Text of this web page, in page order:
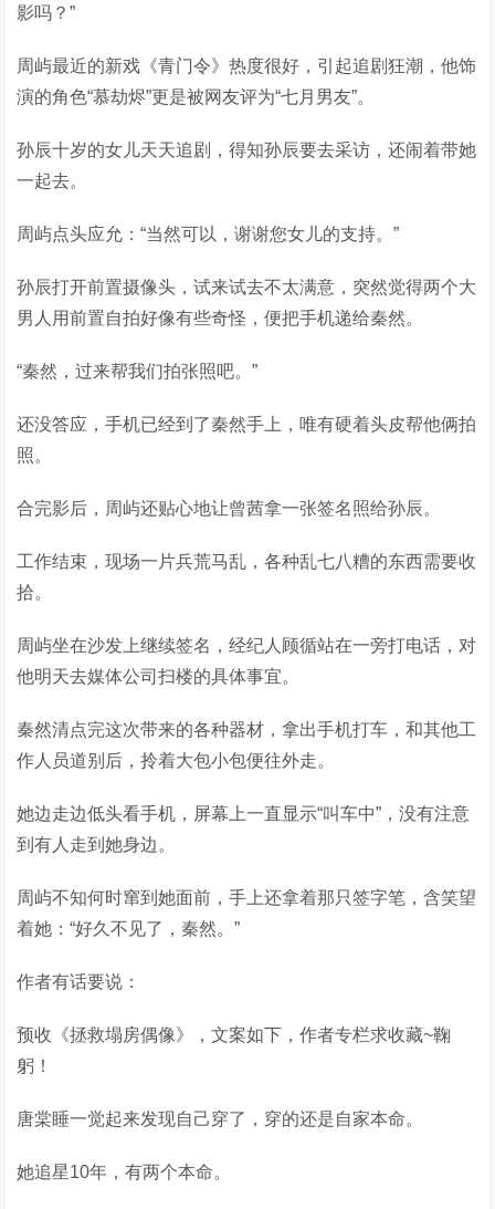
影吗？”
周屿最近的新戏《青门令》热度很好，引起追剧狂潮，他饰
演的角色“慕劫烬”更是被网友评为“七月男友”。
孙辰十岁的女儿天天追剧，得知孙辰要去采访，还闹着带她
一起去。
周屿点头应允：“当然可以，谢谢您女儿的支持。”
孙辰打开前置摄像头，试来试去不太满意，突然觉得两个大
男人用前置自拍好像有些奇怪，便把手机递给秦然。
“秦然，过来帮我们拍张照吧。”
还没答应，手机已经到了秦然手上，唯有硬着头皮帮他俩拍
照。
合完影后，周屿还贴心地让曾茜拿一张签名照给孙辰。
工作结束，现场一片兵荒马乱，各种乱七八糟的东西需要收
拾。
周屿坐在沙发上继续签名，经纪人顾循站在一旁打电话，对
他明天去媒体公司扫楼的具体事宜。
秦然清点完这次带来的各种器材，拿出手机打车，和其他工
作人员道别后，拎着大包小包便往外走。
她边走边低头看手机，屏幕上一直显示“叫车中”，没有注意
到有人走到她身边。
周屿不知何时窜到她面前，手上还拿着那只签字笔，含笑望
着她：“好久不见了，秦然。”
作者有话要说：
预收《拯救塌房偶像》，文案如下，作者专栏求收藏~鞠
躬！
唐棠睡一觉起来发现自己穿了，穿的还是自家本命。
她追星10年，有两个本命。